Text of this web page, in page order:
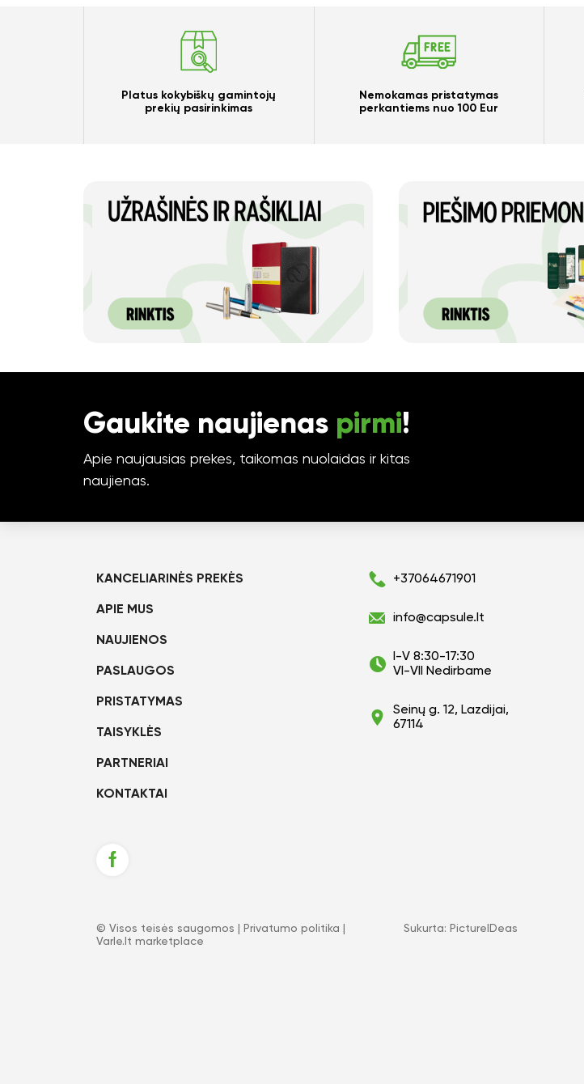
Platus kokybiškų gamintojų
prekių pasirinkimas
Nemokamas pristatymas
perkantiems nuo 100 Eur
Gaukite naujienas pirmi!
Apie naujausias prekes, taikomas nuolaidas ir kitas
naujienas.
KANCELIARINĖS PREKĖS
APIE MUS
NAUJIENOS
PASLAUGOS
PRISTATYMAS
TAISYKLĖS
PARTNERIAI
KONTAKTAI
+37064671901
info@capsule.lt
I-V 8:30-17:30
VI-VII Nedirbame
Seinų g. 12, Lazdijai,
67114
© Visos teisės saugomos | Privatumo politika
Varle.lt marketplace
Sukurta: PictureIDeas